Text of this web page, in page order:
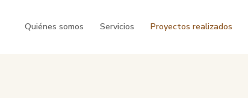
Quiénes somos Servicios Proyectos realizados